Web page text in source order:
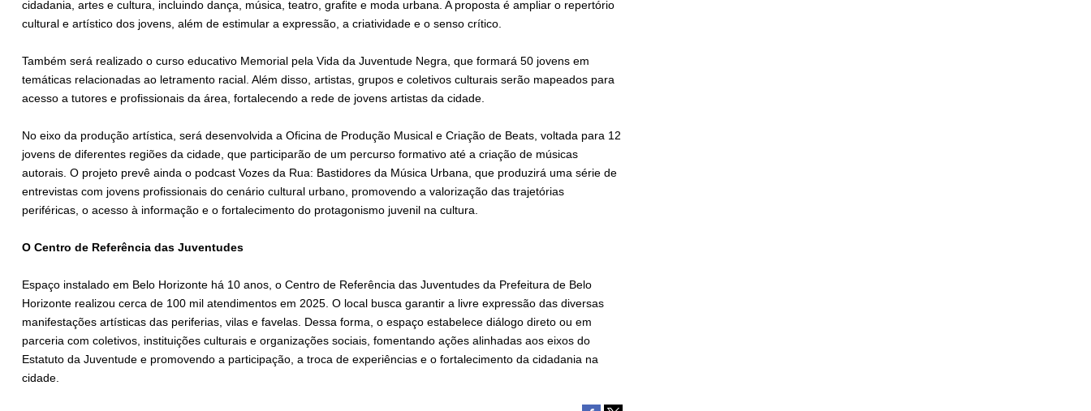
cidadania, artes e cultura, incluindo dança, música, teatro, grafite e moda urbana. A proposta é ampliar o repertório
cultural e artístico dos jovens, além de estimular a expressão, a criatividade e o senso crítico.
Também será realizado o curso educativo Memorial pela Vida da Juventude Negra, que formará 50 jovens em
temáticas relacionadas ao letramento racial. Além disso, artistas, grupos e coletivos culturais serão mapeados para
acesso a tutores e profissionais da área, fortalecendo a rede de jovens artistas da cidade.
No eixo da produção artística, será desenvolvida a Oficina de Produção Musical e Criação de Beats, voltada para 12
jovens de diferentes regiões da cidade, que participarão de um percurso formativo até a criação de músicas
autorais. O projeto prevê ainda o podcast Vozes da Rua: Bastidores da Música Urbana, que produzirá uma série de
entrevistas com jovens profissionais do cenário cultural urbano, promovendo a valorização das trajetórias
periféricas, o acesso à informação e o fortalecimento do protagonismo juvenil na cultura.
O Centro de Referência das Juventudes
Espaço instalado em Belo Horizonte há 10 anos, o Centro de Referência das Juventudes da Prefeitura de Belo
Horizonte realizou cerca de 100 mil atendimentos em 2025. O local busca garantir a livre expressão das diversas
manifestações artísticas das periferias, vilas e favelas. Dessa forma, o espaço estabelece diálogo direto ou em
parceria com coletivos, instituições culturais e organizações sociais, fomentando ações alinhadas aos eixos do
Estatuto da Juventude e promovendo a participação, a troca de experiências e o fortalecimento da cidadania na
cidade.